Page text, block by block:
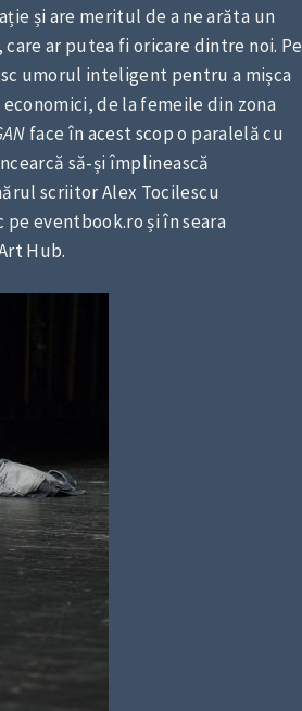
și are meritul de a ne arăta un
ar putea fi oricare dintre noi. Pe
umorul inteligent pentru a mișca
de la femeile din zona
face în acest scop o paralelă cu
să-și împlinească
scriitor Alex Tocilescu
eventbook.ro și în seara
Hub.